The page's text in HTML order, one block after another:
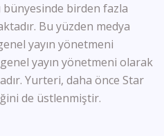
bünyesinde birden fazla
Bu yüzden medya
yayın yönetmeni
yayın yönetmeni olarak
Yurteri, daha önce Star
de üstlenmiştir.